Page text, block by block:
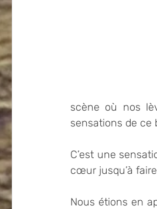
scène où nos
sensations de ce
C’est une
cœur jusqu’à
Nous étions en